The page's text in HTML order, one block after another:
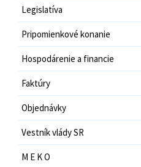
Legislatíva
Pripomienkové konanie
Hospodárenie a financie
Faktúry
Objednávky
Vestník vlády SR
M E K O